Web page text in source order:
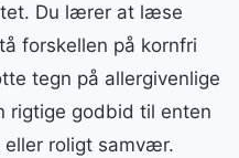
Du lærer at læse
forskellen på kornfri
tegn på allergivenlige
rigtige godbid til enten
roligt samvær.